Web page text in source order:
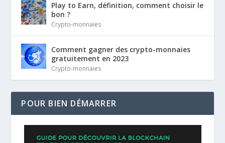
Play to Earn, définition, comment choisir le
bon ?
Crypto-monnaies
Comment gagner des crypto-monnaies
gratuitement en 2023
Crypto-monnaies
POUR BIEN DÉMARRER